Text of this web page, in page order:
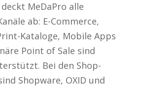
MeDaPro alle
ab: E-Commerce,
Kataloge, Mobile Apps
Point of Sale sind
Bei den Shop-
Shopware, OXID und